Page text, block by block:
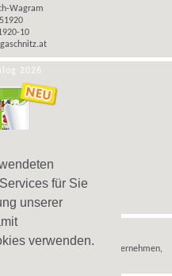
für Sie
unserer
verwenden.
Wagram
10
2026
nur an Unternehmen,